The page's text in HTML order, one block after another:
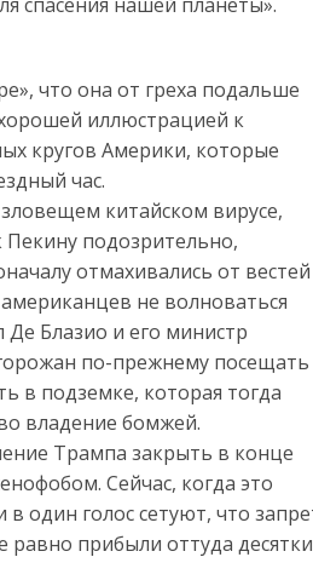
что она от греха подальше
иллюстрацией к
кругов Америки, которые
час.
китайском вирусе,
Пекину подозрительно,
отмахивались от вестей
не волноваться
Блазио и его министр
по-прежнему посещать
в подземке, которая тогда
владение бомжей.
Трампа закрыть в конце
Сейчас, когда это
один голос сетуют, что
прибыли оттуда десятки